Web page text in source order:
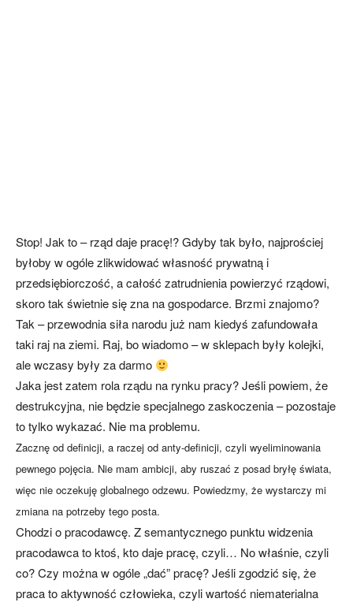
Stop! Jak to – rząd daje pracę!? Gdyby tak było, najprościej
byłoby w ogóle zlikwidować własność prywatną i
przedsiębiorczość, a całość zatrudnienia powierzyć rządowi,
skoro tak świetnie się zna na gospodarce. Brzmi znajomo?
Tak – przewodnia siła narodu już nam kiedyś zafundowała
taki raj na ziemi. Raj, bo wiadomo – w sklepach były kolejki,
ale wczasy były za darmo
Jaka jest zatem rola rządu na rynku pracy? Jeśli powiem, że
destrukcyjna, nie będzie specjalnego zaskoczenia – pozostaje
to tylko wykazać. Nie ma problemu.
Zacznę od definicji, a raczej od anty-definicji, czyli wyeliminowania
pewnego pojęcia. Nie mam ambicji, aby ruszać z posad bryłę świata,
więc nie oczekuję globalnego odzewu. Powiedzmy, że wystarczy mi
zmiana na potrzeby tego posta.
Chodzi o pracodawcę. Z semantycznego punktu widzenia
pracodawca to ktoś, kto daje pracę, czyli… No właśnie, czyli
co? Czy można w ogóle „dać” pracę? Jeśli zgodzić się, że
praca to aktywność człowieka, czyli wartość niematerialna